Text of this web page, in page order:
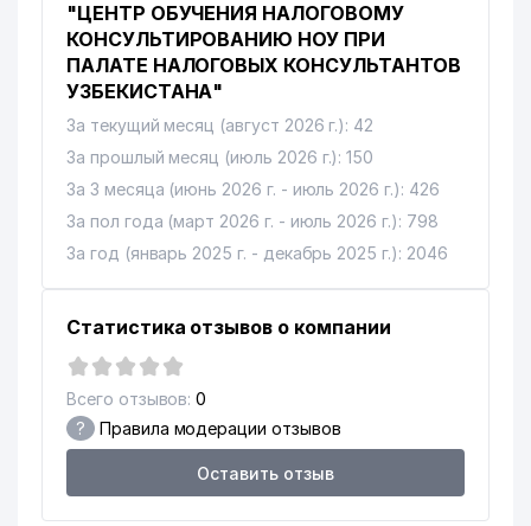
"ЦЕНТР ОБУЧЕНИЯ НАЛОГОВОМУ
КОНСУЛЬТИРОВАНИЮ НОУ ПРИ
ПАЛАТЕ НАЛОГОВЫХ КОНСУЛЬТАНТОВ
УЗБЕКИСТАНА"
За текущий месяц (август 2026 г.): 42
За прошлый месяц (июль 2026 г.): 150
За 3 месяца (июнь 2026 г. - июль 2026 г.): 426
За пол года (март 2026 г. - июль 2026 г.): 798
За год (январь 2025 г. - декабрь 2025 г.): 2046
Статистика отзывов о компании
Всего отзывов: 0
? Правила модерации отзывов
Оставить отзыв